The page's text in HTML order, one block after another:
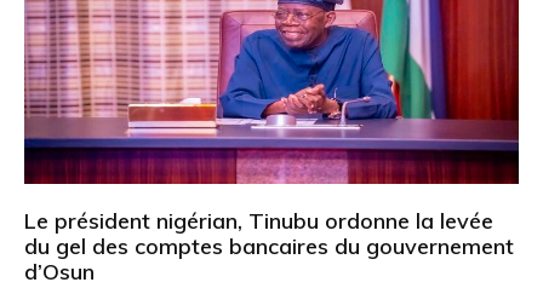
Le président nigérian, Tinubu ordonne la levée
du gel des comptes bancaires du gouvernement
d’Osun